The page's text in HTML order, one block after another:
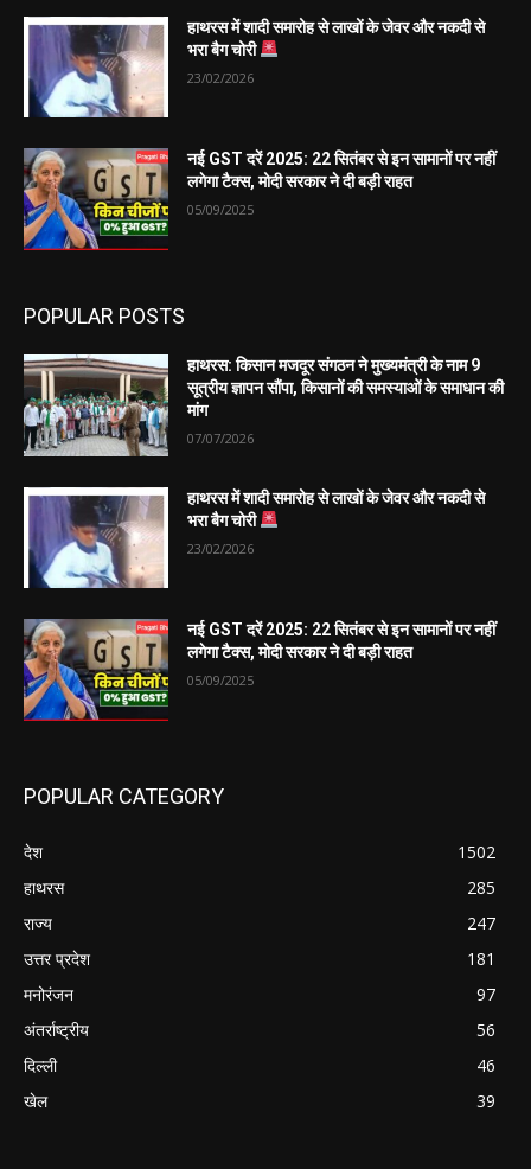
हाथरस में शादी समारोह से लाखों के जेवर और नकदी से
भरा बैग चोरी
23/02/2026
नई GST दरें 2025: 22 सितंबर से इन सामानों पर नहीं
लगेगा टैक्स, मोदी सरकार ने दी बड़ी राहत
05/09/2025
POPULAR POSTS
हाथरस: किसान मजदूर संगठन ने मुख्यमंत्री के नाम 9
सूत्रीय ज्ञापन सौंपा, किसानों की समस्याओं के समाधान की
मांग
07/07/2026
हाथरस में शादी समारोह से लाखों के जेवर और नकदी से
भरा बैग चोरी
23/02/2026
नई GST दरें 2025: 22 सितंबर से इन सामानों पर नहीं
लगेगा टैक्स, मोदी सरकार ने दी बड़ी राहत
05/09/2025
POPULAR CATEGORY
देश
1502
हाथरस
285
राज्य
247
उत्तर प्रदेश
181
मनोरंजन
97
अंतर्राष्ट्रीय
56
दिल्ली
46
खेल
39